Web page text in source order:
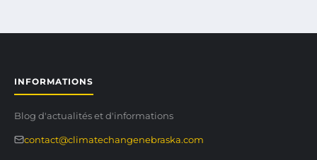
INFORMATIONS
Blog d'actualités et d'informations
contact@climatechangenebraska.com